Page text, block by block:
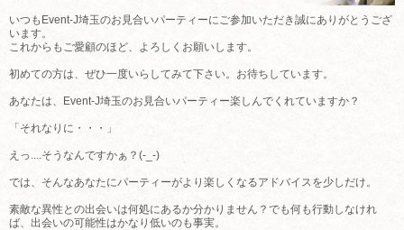
いつもEvent-J埼玉のお見合いパーティーにご参加いただき誠にありがとうござ
います。
これからもご愛顧のほど、よろしくお願いします。
初めての方は、ぜひ一度いらしてみて下さい。お待ちしています。
あなたは、Event-J埼玉のお見合いパーティー楽しんでくれていますか？
「それなりに・・・」
えっ....そうなんですかぁ？(-_-)
では、そんなあなたにパーティーがより楽しくなるアドバイスを少しだけ。
素敵な異性との出会いは何処にあるか分かりません？でも何も行動しなけれ
ば、出会いの可能性はかなり低いのも事実。